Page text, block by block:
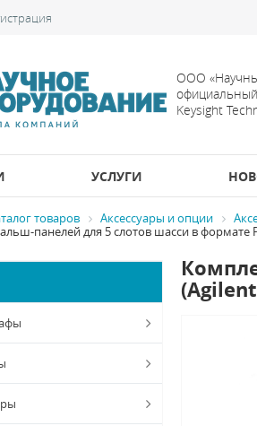
ООО
Keysight
УСЛУГИ
товаров Аксессуары и опции
панелей для 5 слотов шасси в формате